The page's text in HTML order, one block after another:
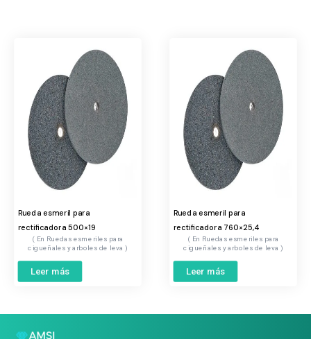
Rueda esmeril para
rectificadora 500×19
Ruedas esmeriles para
cigueñales y arboles de leva
Leer más
Rueda esmeril para
rectificadora 760×25,4
Ruedas esmeriles para
cigueñales y arboles de leva
Leer más